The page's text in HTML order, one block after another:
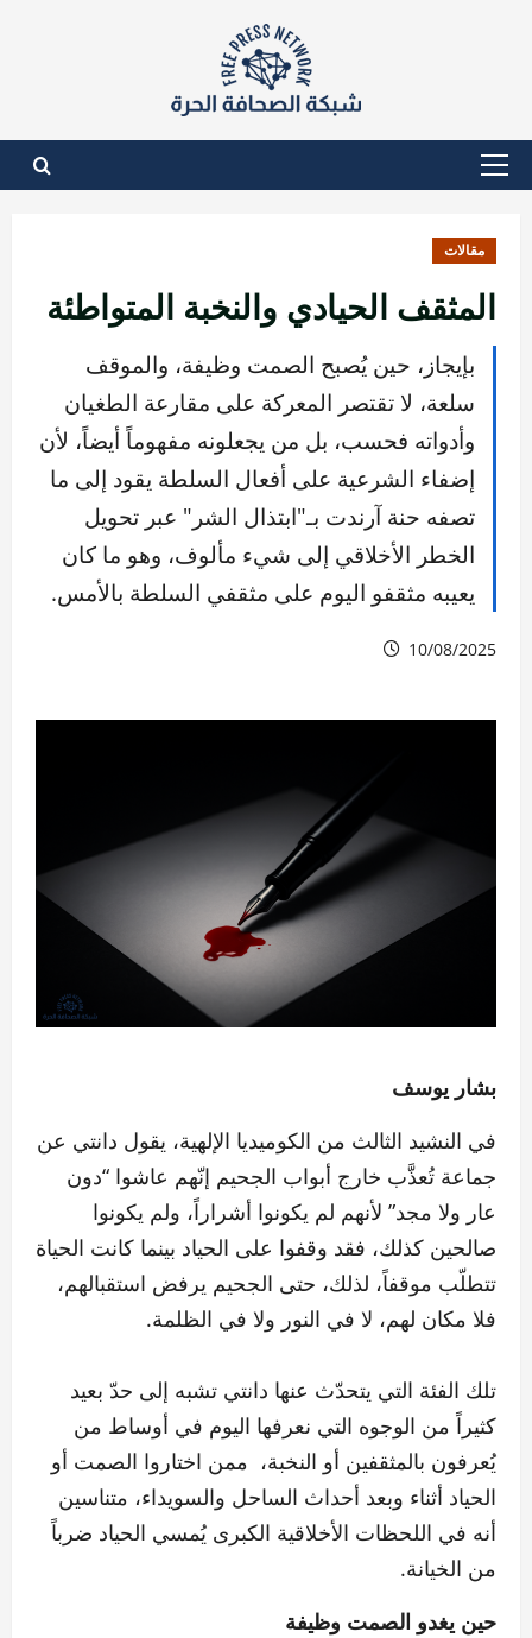
القائمة
مقالات
المثقف الحيادي والنخبة المتواطئة
بإيجاز، حين يُصبح الصمت وظيفة، والموقف
سلعة، لا تقتصر المعركة على مقارعة الطغيان
وأدواته فحسب، بل من يجعلونه مفهوماً أيضاً، لأن
إضفاء الشرعية على أفعال السلطة يقود إلى ما
تصفه حنة آرندت بـ"ابتذال الشر" عبر تحويل
الخطر الأخلاقي إلى شيء مألوف، وهو ما كان
يعيبه مثقفو اليوم على مثقفي السلطة بالأمس.
10/08/2025
بشار يوسف
في النشيد الثالث من الكوميديا الإلهية، يقول دانتي عن
جماعة تُعذَّب خارج أبواب الجحيم إنّهم عاشوا “دون
عار ولا مجد” لأنهم لم يكونوا أشراراً، ولم يكونوا
صالحين كذلك، فقد وقفوا على الحياد بينما كانت الحياة
تتطلّب موقفاً، لذلك، حتى الجحيم يرفض استقبالهم،
فلا مكان لهم، لا في النور ولا في الظلمة.
تلك الفئة التي يتحدّث عنها دانتي تشبه إلى حدّ بعيد
كثيراً من الوجوه التي نعرفها اليوم في أوساط من
يُعرفون بالمثقفين أو النخبة، ممن اختاروا الصمت أو
الحياد أثناء وبعد أحداث الساحل والسويداء، متناسين
أنه في اللحظات الأخلاقية الكبرى يُمسي الحياد ضرباً
من الخيانة.
حين يغدو الصمت وظيفة